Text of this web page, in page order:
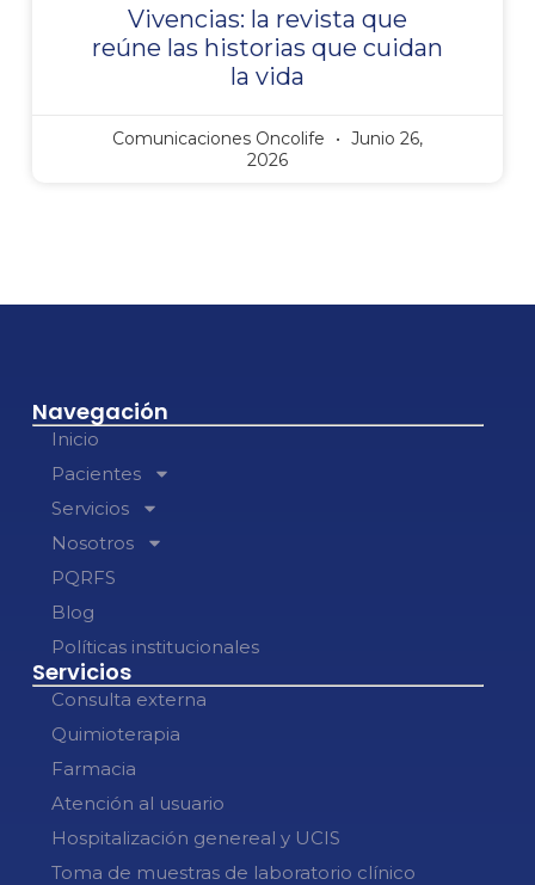
Vivencias: la revista que
reúne las historias que cuidan
la vida
Comunicaciones Oncolife
Junio 26,
2026
Navegación
Inicio
Pacientes
Servicios
Nosotros
PQRFS
Blog
Políticas institucionales
Servicios
Consulta externa
Quimioterapia
Farmacia
Atención al usuario
Hospitalización genereal y UCIS
Toma de muestras de laboratorio clínico